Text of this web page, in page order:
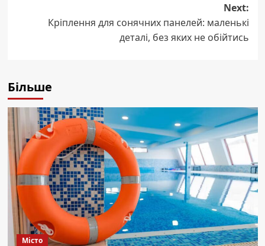
Next:
Кріплення для сонячних панелей: маленькі
деталі, без яких не обійтись
Більше
Місто